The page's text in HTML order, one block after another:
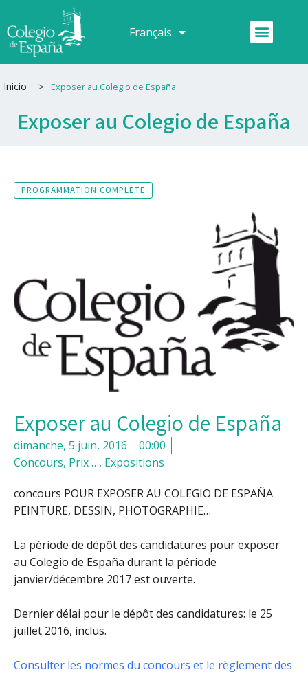
au
contenu
Français
Español Menu
Inicio > Exposer au Colegio de España
Exposer au Colegio de España
PROGRAMMATION COMPLÈTE
Exposer au Colegio de España
dimanche, 5 juin, 2016
00:00
Concours, Prix …, Expositions
concours POUR EXPOSER AU COLEGIO DE ESPAÑA
PEINTURE, DESSIN, PHOTOGRAPHIE…
La période de dépôt des candidatures pour exposer
au Colegio de España durant la période
janvier/décembre 2017 est ouverte.
Dernier délai pour le dépôt des candidatures: le 25
juillet 2016, inclus.
Consulter les normes du concours et le règlement des